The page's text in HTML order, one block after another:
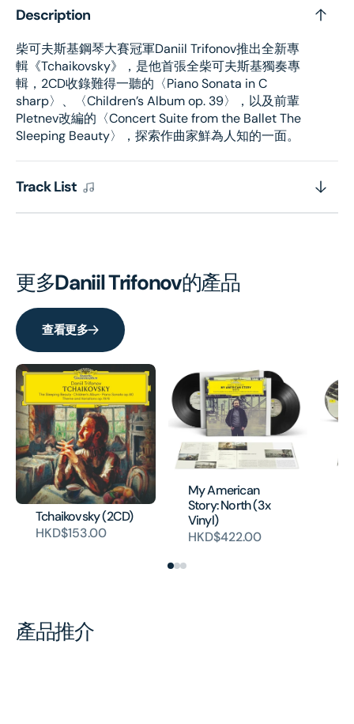
Description
柴可夫斯基鋼琴大賽冠軍Daniil Trifonov推出全新專
輯《Tchaikovsky》，是他首張全柴可夫斯基獨奏專
輯，2CD收錄難得一聽的〈Piano Sonata in C
sharp〉、〈Children’s Album op. 39〉，以及前輩
Pletnev改編的〈Concert Suite from the Ballet The
Sleeping Beauty〉，探索作曲家鮮為人知的一面。
Track List
更多Daniil Trifonov的產品
查看更多
Tchaikovsky (2CD)
HKD$153.00
My American
Story: North (3x
Vinyl)
HKD$422.00
產品推介